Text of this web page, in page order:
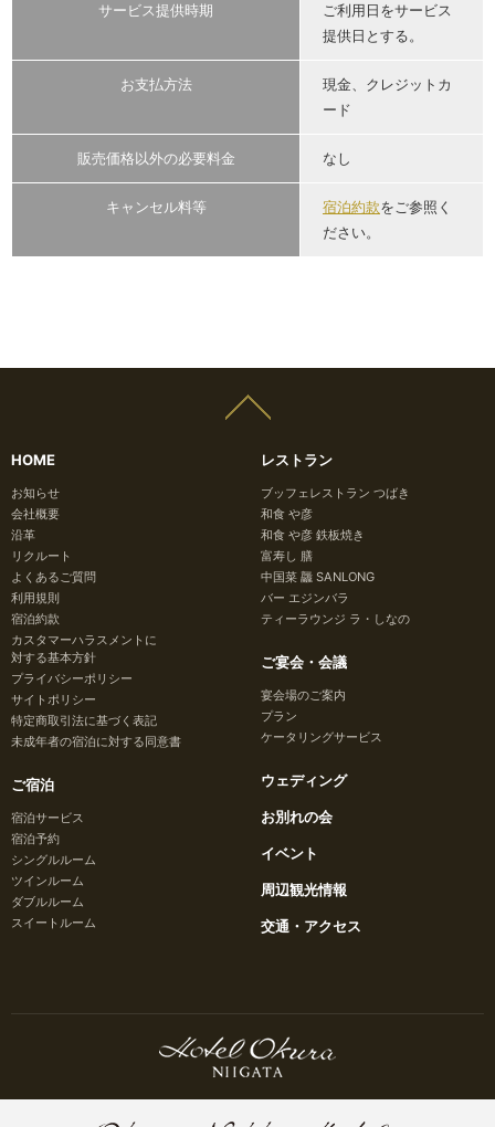
サービス提供時期
ご利用日をサービス
提供日とする。
お支払方法
現金、クレジットカ
ード
販売価格以外の必要料金 なし
キャンセル料等 宿泊約款をご参照く
ださい。
HOME
お知らせ
会社概要
沿革
リクルート
よくあるご質問
利用規則
宿泊約款
カスタマーハラスメントに
対する基本方針
プライバシーポリシー
サイトポリシー
特定商取引法に基づく表記
未成年者の宿泊に対する同意書
ご宿泊
宿泊サービス
宿泊予約
シングルルーム
ツインルーム
ダブルルーム
スイートルーム
レストラン
ブッフェレストラン つばき
和食 や彦
和食 や彦 鉄板焼き
富寿し 膳
中国菜 龘 SANLONG
バー エジンバラ
ティーラウンジ ラ・しなの
ご宴会・会議
宴会場のご案内
プラン
ケータリングサービス
ウェディング
お別れの会
イベント
周辺観光情報
交通・アクセス